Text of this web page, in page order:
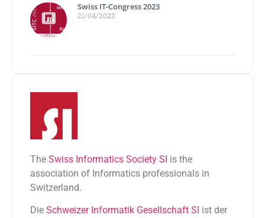
Swiss IT-Congress 2023
21/04/2023
The Swiss Informatics Society SI is the
association of Informatics professionals in
Switzerland.
Die Schweizer Informatik Gesellschaft SI ist der